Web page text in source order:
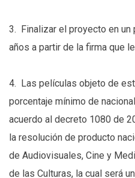
3. Finalizar el proyecto en
años a partir de la firma que
4. Las películas objeto de
porcentaje mínimo de
acuerdo al decreto 1080 de
la resolución de producto
de Audiovisuales, Cine y
de las Culturas, la cual será